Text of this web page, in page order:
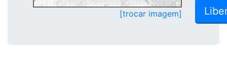
[trocar imagem]